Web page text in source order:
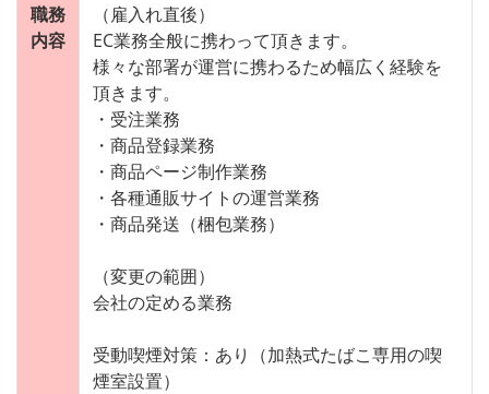
職務
内容
（雇入れ直後）
EC業務全般に携わって頂きます。
様々な部署が運営に携わるため幅広く経験を
頂きます。
・受注業務
・商品登録業務
・商品ページ制作業務
・各種通販サイトの運営業務
・商品発送（梱包業務）
（変更の範囲）
会社の定める業務
受動喫煙対策：あり（加熱式たばこ専用の喫
煙室設置）